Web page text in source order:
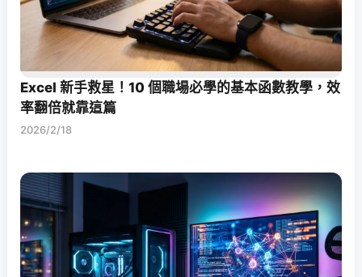
Excel 新手救星！10 個職場必學的基本函數教學，效
率翻倍就靠這篇
2026/2/18